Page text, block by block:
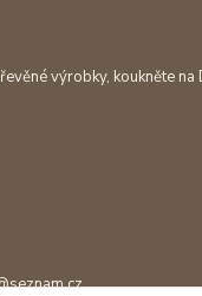
výrobky, koukněte na